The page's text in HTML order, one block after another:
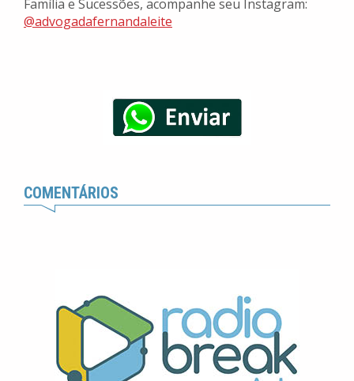
Família e Sucessões, acompanhe seu Instagram:
@advogadafernandaleite
COMENTÁRIOS